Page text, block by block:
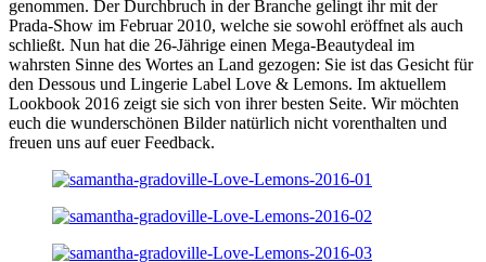
genommen. Der Durchbruch in der Branche gelingt ihr mit der
Prada-Show im Februar 2010, welche sie sowohl eröffnet als auch
schließt. Nun hat die 26-Jährige einen Mega-Beautydeal im
wahrsten Sinne des Wortes an Land gezogen: Sie ist das Gesicht für
den Dessous und Lingerie Label Love & Lemons. Im aktuellem
Lookbook 2016 zeigt sie sich von ihrer besten Seite. Wir möchten
euch die wunderschönen Bilder natürlich nicht vorenthalten und
freuen uns auf euer Feedback.